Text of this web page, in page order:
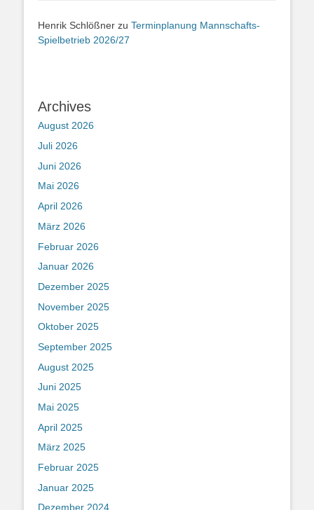
Henrik Schlößner zu Terminplanung Mannschafts-
Spielbetrieb 2026/27
Archives
August 2026
Juli 2026
Juni 2026
Mai 2026
April 2026
März 2026
Februar 2026
Januar 2026
Dezember 2025
November 2025
Oktober 2025
September 2025
August 2025
Juni 2025
Mai 2025
April 2025
März 2025
Februar 2025
Januar 2025
Dezember 2024